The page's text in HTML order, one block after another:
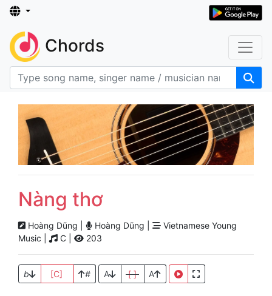
Chords
Nàng thơ
Hoàng Dũng | Hoàng Dũng |
Vietnamese Young
Music |
C | 203
b [C] # A [ ] A